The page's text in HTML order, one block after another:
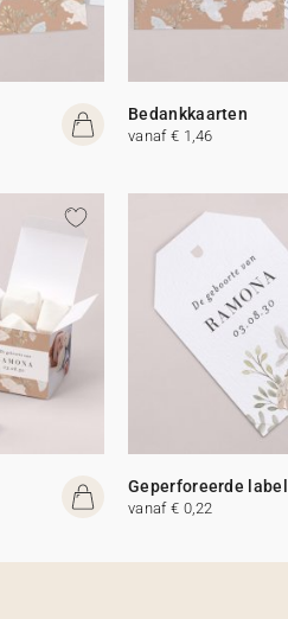
Bedankkaarten
vanaf € 1,46
Geperforeerde
vanaf € 0,22